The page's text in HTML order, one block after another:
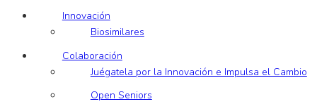
Innovación
Biosimilares
Colaboración
Juégatela por la Innovación e Impulsa el Cambio
Open Seniors